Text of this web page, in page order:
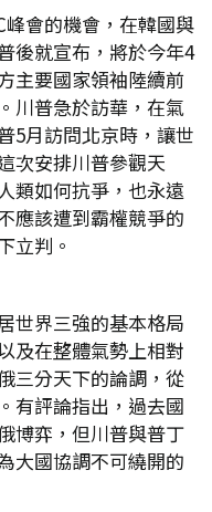
峰會的機會，在韓國與
後就宣布，將於今年4
主要國家領袖陸續前
川普急於訪華，在氣
5月訪問北京時，讓世
次安排川普參觀天
類如何抗爭，也永遠
應該遭到霸權競爭的
立判。
世界三強的基本格局
及在整體氣勢上相對
三分天下的論調，從
有評論指出，過去國
博弈，但川普與普丁
大國協調不可繞開的